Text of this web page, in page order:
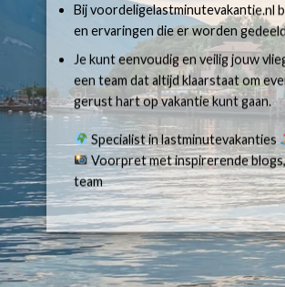
Bij voordeligelastminutevakantie.nl
en ervaringen die er worden
Je kunt eenvoudig en veilig jouw
een team dat altijd klaarstaat om
gerust hart op vakantie kunt gaan.
Specialist in lastminutevakanties
Voorpret met inspirerende
team